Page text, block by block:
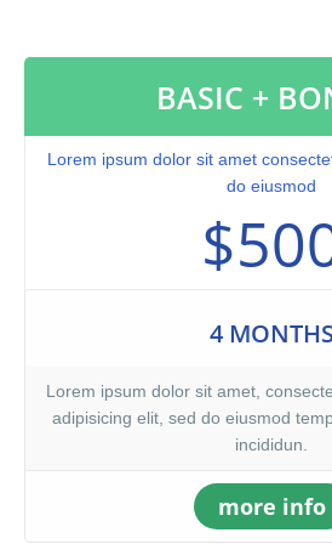
voluptate velit.Lorem ipsum dolor
adipisicing elit, sed do eiusmod
dolore magna aliqua. Ut enim ad
exercitation ullamco laboris nisi ut
consequat. Duis aute irure dolor in
accusamus et iusto odio dignissimos
praesentium voluptatum. At vero eos et
dignissimos ducimus qui blanditiis
deleniti atque corrupti quos dolores et
qui officia deserunt mollitia animi, id
BASIC +
Lorem ipsum dolor sit amet
do eiusmod
4 MONTHS
Lorem ipsum dolor sit amet,
adipisicing elit, sed do eiusmod
incididun.
more info